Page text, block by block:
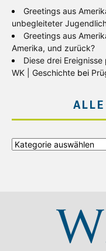
Greetings aus
unbegleiteter
Greetings aus
Amerika, und zurück?
Diese drei
WK | Geschichte bei
ALLE
Alle